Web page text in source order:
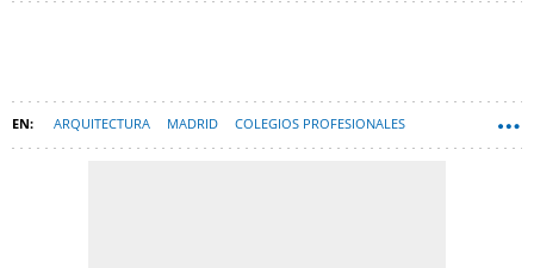
ARQUITECTURA MADRID COLEGIOS PROFESIONALES